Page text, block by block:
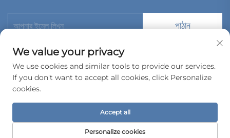
পাঠান
কপিরাইট © 2026 বোমেদা ইন্টারন্যাশনাল ট্রেডিং (সুজৌ) কোং, লিমিটেড। সর্বস্বত্ব সংরক্ষিত।
গোপনীয়তা নীতি
We value your privacy
We use cookies and similar tools to provide our services.
If you don't want to accept all cookies, click Personalize
cookies.
Personalize cookies
Accept all